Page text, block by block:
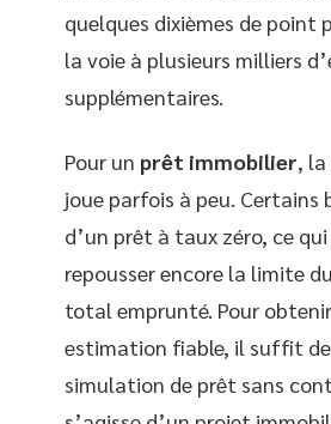
quelques dixièmes de point
la voie à plusieurs milliers
supplémentaires.
Pour un prêt immobilier,
joue parfois à peu. Certains
d’un prêt à taux zéro, ce
repousser encore la limite
total emprunté. Pour
estimation fiable, il suffit
simulation de prêt sans